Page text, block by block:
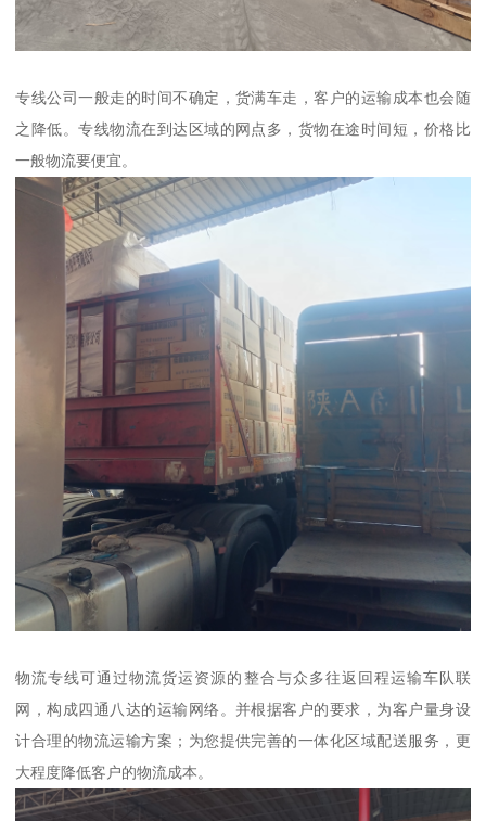
专线公司一般走的时间不确定，货满车走，客户的运输成本也会随
之降低。专线物流在到达区域的网点多，货物在途时间短，价格比
一般物流要便宜。
物流专线可通过物流货运资源的整合与众多往返回程运输车队联
网，构成四通八达的运输网络。并根据客户的要求，为客户量身设
计合理的物流运输方案；为您提供完善的一体化区域配送服务，更
大程度降低客户的物流成本。